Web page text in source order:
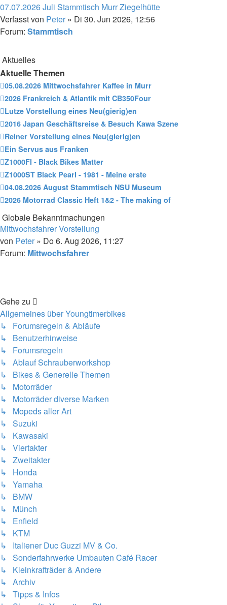
07.07.2026 Juli Stammtisch Murr Ziegelhütte
Verfasst von Peter » Di 30. Jun 2026, 12:56
Forum: Stammtisch
Aktuelles
Aktuelle Themen
05.08.2026 Mittwochsfahrer Kaffee in Murr
2026 Frankreich & Atlantik mit CB350Four
Lutze Vorstellung eines Neu(gierig)en
2016 Japan Geschäftsreise & Besuch Kawa Szene
Reiner Vorstellung eines Neu(gierig)en
Ein Servus aus Franken
Z1000FI - Black Bikes Matter
Z1000ST Black Pearl - 1981 - Meine erste
04.08.2026 August Stammtisch NSU Museum
2026 Motorrad Classic Heft 1&2 - The making of
Globale Bekanntmachungen
Mittwochsfahrer Vorstellung
von Peter » Do 6. Aug 2026, 11:27
Forum: Mittwochsfahrer
Gehe zu
Allgemeines über Youngtimerbikes
↳ Forumsregeln & Abläufe
↳ Benutzerhinweise
↳ Forumsregeln
↳ Ablauf Schrauberworkshop
↳ Bikes & Generelle Themen
↳ Motorräder
↳ Motorräder diverse Marken
↳ Mopeds aller Art
↳ Suzuki
↳ Kawasaki
↳ Viertakter
↳ Zweitakter
↳ Honda
↳ Yamaha
↳ BMW
↳ Münch
↳ Enfield
↳ KTM
↳ Italiener Duc Guzzi MV & Co.
↳ Sonderfahrwerke Umbauten Café Racer
↳ Kleinkrafträder & Andere
↳ Archiv
↳ Tipps & Infos